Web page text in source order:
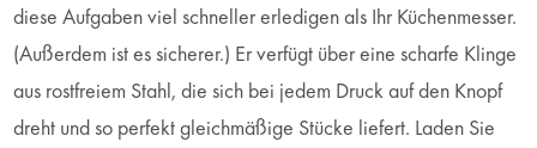
diese Aufgaben viel schneller erledigen als Ihr Küchenmesser.
(Außerdem ist es sicherer.) Er verfügt über eine scharfe Klinge
aus rostfreiem Stahl, die sich bei jedem Druck auf den Knopf
dreht und so perfekt gleichmäßige Stücke liefert. Laden Sie